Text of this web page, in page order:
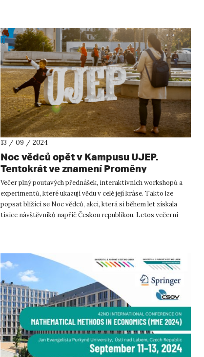
13 / 09 / 2024
Noc vědců opět v Kampusu UJEP.
Tentokrát ve znamení Proměny
Večer plný poutavých přednášek, interaktivních workshopů a
experimentů, které ukazují vědu v celé její kráse. Takto lze
popsat blížící se Noc vědců, akci, která si během let získala
tisíce návštěvníků napříč Českou republikou. Letos večerní